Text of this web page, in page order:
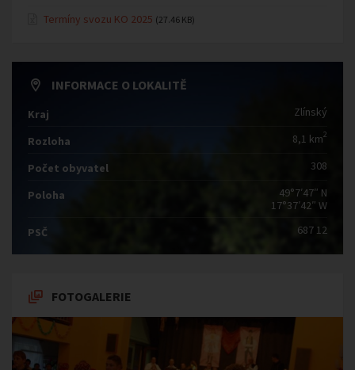
Termíny svozu KO 2025 (27.46 KB)
INFORMACE O LOKALITĚ
Kraj Zlínský
Rozloha 8,1 km2
Počet obyvatel 308
Poloha
49°7′47″ N
17°37′42″ W
PSČ
687 12
FOTOGALERIE